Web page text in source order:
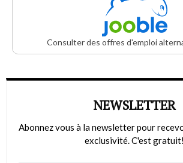
Consulter des offres d'emploi
NEWSLETTER
Abonnez vous à la newsletter pour
exclusivité. C'est gratuit!